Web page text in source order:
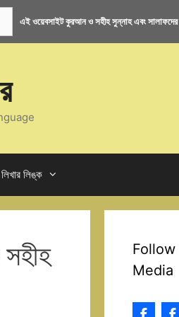
এই ওয়েবসাইট কুরআন ও সহীহ সুন্নাহ এবং সালাফদের
লিঙ্ক
Follow
Media